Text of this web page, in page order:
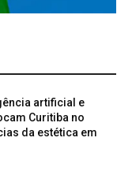
artificial e
Curitiba no
da estética em